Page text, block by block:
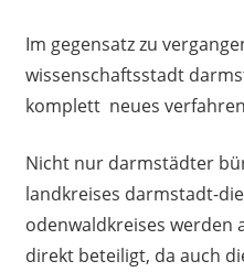
Im gegensatz zu
wissenschaftsstadt
komplett neues
Nicht nur darmstädter
landkreises darmstadt-
odenwaldkreises werden
direkt beteiligt, da auch